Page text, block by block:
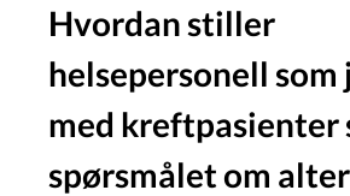
Hvordan stiller
helsepersonell som
med kreftpasienter
spørsmålet om